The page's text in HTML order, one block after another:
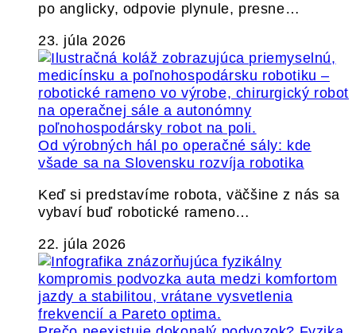
po anglicky, odpovie plynule, presne…
23. júla 2026
Od výrobných hál po operačné sály: kde
všade sa na Slovensku rozvíja robotika
Keď si predstavíme robota, väčšine z nás sa
vybaví buď robotické rameno…
22. júla 2026